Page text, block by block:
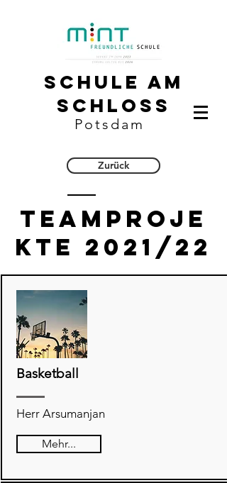
Schule am
Schloss
Potsdam
Zurück
Teamproje
kte 2021/22
Basketball
Herr Arsumanjan
Mehr...